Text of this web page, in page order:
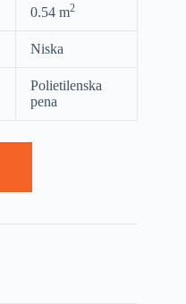
0.54 m2
Niska
Polietilenska
pena